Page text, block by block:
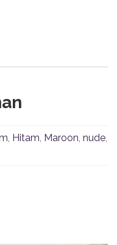
, Hitam, Maroon, nude,